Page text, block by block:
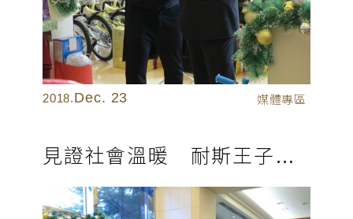
2018.Dec. 23 媒體專區
見證社會溫暖 耐斯王子大飯店 《聖誕心願卡》認領活動 迅速認領一空